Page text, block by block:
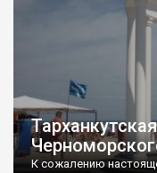
К сожалению